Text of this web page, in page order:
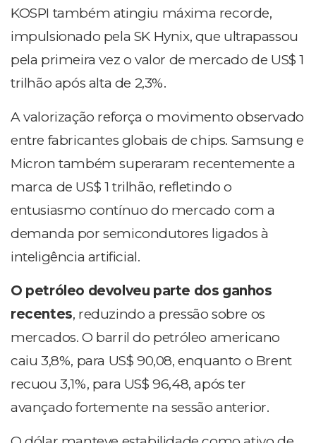
KOSPI também atingiu máxima recorde,
impulsionado pela SK Hynix, que ultrapassou
pela primeira vez o valor de mercado de US$ 1
trilhão após alta de 2,3%.
A valorização reforça o movimento observado
entre fabricantes globais de chips. Samsung e
Micron também superaram recentemente a
marca de US$ 1 trilhão, refletindo o
entusiasmo contínuo do mercado com a
demanda por semicondutores ligados à
inteligência artificial.
O petróleo devolveu parte dos ganhos
recentes, reduzindo a pressão sobre os
mercados. O barril do petróleo americano
caiu 3,8%, para US$ 90,08, enquanto o Brent
recuou 3,1%, para US$ 96,48, após ter
avançado fortemente na sessão anterior.